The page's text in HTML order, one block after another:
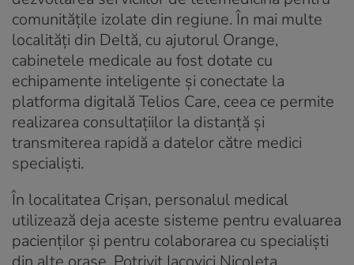
comunitățile izolate din regiune. În mai multe
localități din Deltă, cu ajutorul Orange,
cabinetele medicale au fost dotate cu
echipamente inteligente și conectate la
platforma digitală Telios Care, ceea ce permite
realizarea consultațiilor la distanță și
transmiterea rapidă a datelor către medici
specialiști.
În localitatea Crișan, personalul medical
utilizează deja aceste sisteme pentru evaluarea
pacienților și pentru colaborarea cu specialiști